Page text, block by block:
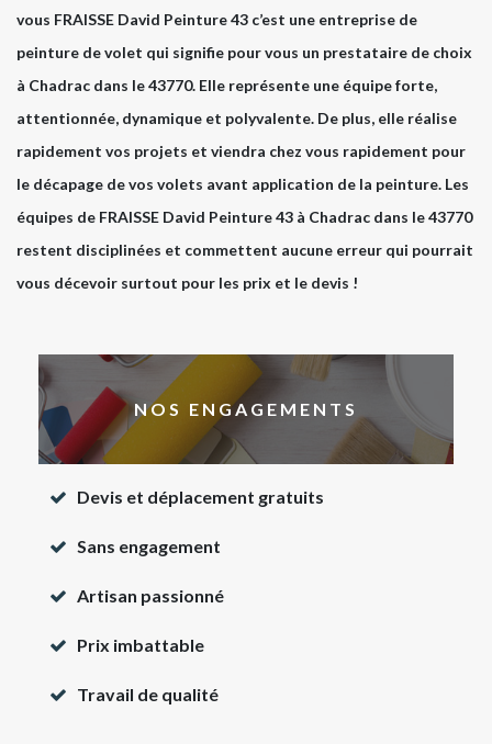
vous FRAISSE David Peinture 43 c’est une entreprise de
peinture de volet qui signifie pour vous un prestataire de choix
à Chadrac dans le 43770. Elle représente une équipe forte,
attentionnée, dynamique et polyvalente. De plus, elle réalise
rapidement vos projets et viendra chez vous rapidement pour
le décapage de vos volets avant application de la peinture. Les
équipes de FRAISSE David Peinture 43 à Chadrac dans le 43770
restent disciplinées et commettent aucune erreur qui pourrait
vous décevoir surtout pour les prix et le devis !
NOS ENGAGEMENTS
Devis et déplacement gratuits
Sans engagement
Artisan passionné
Prix imbattable
Travail de qualité